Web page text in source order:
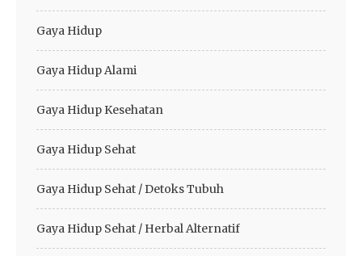
Gaya Hidup
Gaya Hidup Alami
Gaya Hidup Kesehatan
Gaya Hidup Sehat
Gaya Hidup Sehat / Detoks Tubuh
Gaya Hidup Sehat / Herbal Alternatif